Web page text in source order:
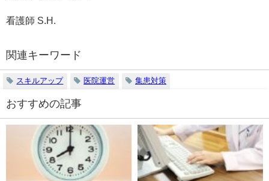
看護師 S.H.
関連キーワード
スキルアップ 医院運営 集患対策
おすすめの記事